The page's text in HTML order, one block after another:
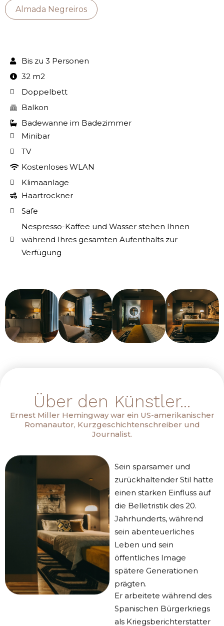
Almada Negreiros
Bis zu 3 Personen
32 m2
Doppelbett
Balkon
Badewanne im Badezimmer
Minibar
TV
Kostenloses WLAN
Klimaanlage
Haartrockner
Safe
Nespresso-Kaffee und Wasser stehen Ihnen
während Ihres gesamten Aufenthalts zur
Verfügung
Über den Künstler...
Ernest Miller Hemingway war ein US-amerikanischer
Romanautor, Kurzgeschichtenschreiber und
Journalist.
Sein sparsamer und
zurückhaltender Stil hatte
einen starken Einfluss auf
die Belletristik des 20.
Jahrhunderts, während
sein abenteuerliches
Leben und sein
öffentliches Image
spätere Generationen
prägten.
Er arbeitete während des
Spanischen Bürgerkriegs
als Kriegsberichterstatter